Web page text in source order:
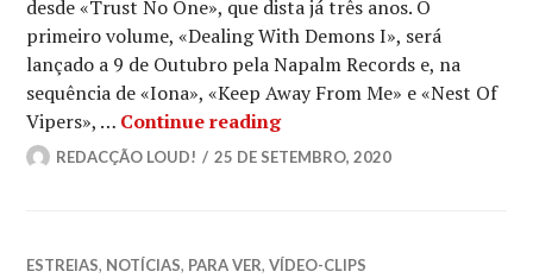
desde «Trust No One», que dista já três anos. O
primeiro volume, «Dealing With Demons I», será
lançado a 9 de Outubro pela Napalm Records e, na
sequência de «Iona», «Keep Away From Me» e «Nest Of
Vipers», … Continue readingDEVILDRIVER:
REDACÇÃO LOUD! 25 DE SETEMBRO, 2020
ESTREIAS, NOTÍCIAS, PARA VER,VÍDEO-CLIPS